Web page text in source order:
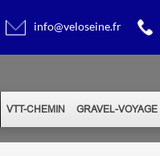
info@veloseine.fr
VTT-CHEMIN GRAVEL-VOYAGE